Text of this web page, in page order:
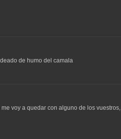
de humo del camala
voy a quedar con alguno de los vuestros,